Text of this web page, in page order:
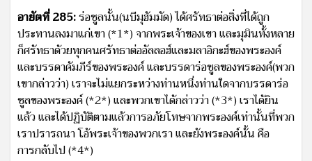
อายัตที่ 285:ร่อซูลนั้น(นบีมุฮัมมัด) ได้ศรัทธาต่อสิ่งที่ได้ถูก
ประทานลงมาแก่เขา (*1*) จากพระเจ้าของเขา และมุมินทั้งหลาย
ก็ศรัทธาด้วยทุกคนศรัทธาต่ออัลลอฮ์และมลาอิกะฮ์ของพระองค์
และบรรดาคัมภีร์ของพระองค์ และบรรดาร่อซูลของพระองค์(พวก
เขากล่าวว่า) เราจะไม่แยกระหว่างท่านหนึ่งท่านใดจากบรรดาร่อ
ซูลของพระองค์ (*2*) และพวกเขาได้กล่าวว่า (*3*) เราได้ยิน
แล้ว และได้ปฏิบัติตามแล้วการอภัยโทษจากพระองค์เท่านั้นที่พวก
เราปรารถนา โอ้พระเจ้าของพวกเรา และยังพระองค์นั้น คือ
การกลับไป (*4*)